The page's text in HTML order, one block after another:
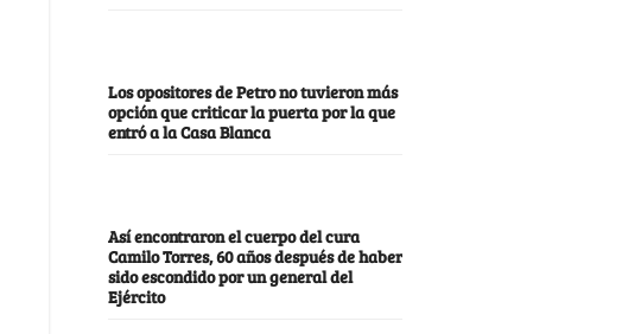
Los opositores de Petro no tuvieron más
opción que criticar la puerta por la que
entró a la Casa Blanca
Así encontraron el cuerpo del cura
Camilo Torres, 60 años después de haber
sido escondido por un general del
Ejército